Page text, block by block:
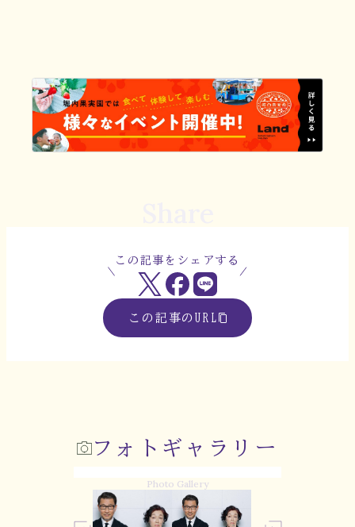
この記事をシェアする
この記事のURL
フォトギャラリー
Photo Gallery